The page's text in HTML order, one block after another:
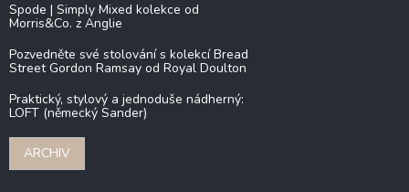
Spode | Simply Mixed kolekce od
Morris&Co. z Anglie
Pozvedněte své stolování s kolekcí Bread
Street Gordon Ramsay od Royal Doulton
Praktický, stylový a jednoduše nádherný:
LOFT (německý Sander)
ARCHIV